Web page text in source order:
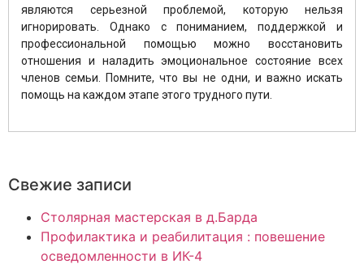
являются серьезной проблемой, которую нельзя
игнорировать. Однако с пониманием, поддержкой и
профессиональной помощью можно восстановить
отношения и наладить эмоциональное состояние всех
членов семьи. Помните, что вы не одни, и важно искать
помощь на каждом этапе этого трудного пути.
Свежие записи
Столярная мастерская в д.Барда
Профилактика и реабилитация : повешение
осведомленности в ИК-4